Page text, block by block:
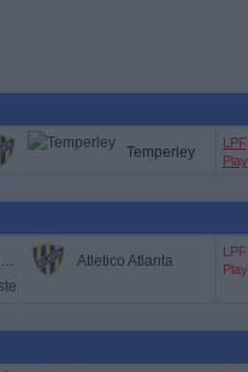
Temperley
LPF
Play
Ferro Carril Oeste Atletico Atlanta
LPF
Play